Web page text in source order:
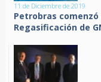
11 de Diciembre de 2019
Petrobras
Regasificación de